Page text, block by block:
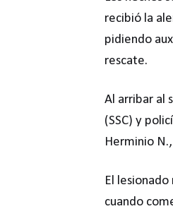
recibió la
pidiendo
rescate.
Al arribar al
(SSC) y
Herminio
El
cuando